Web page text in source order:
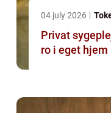
04 july 2026
Privat sygepleje omsorg,
ro i eget hjem